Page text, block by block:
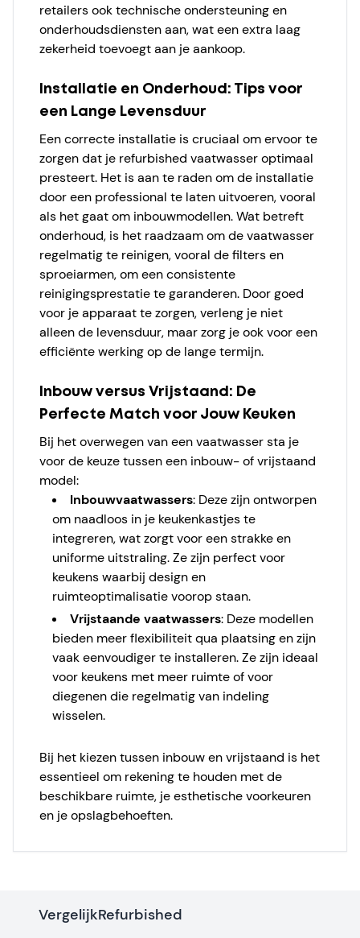
retailers ook technische ondersteuning en
onderhoudsdiensten aan, wat een extra laag
zekerheid toevoegt aan je aankoop.
Installatie en Onderhoud: Tips voor
een Lange Levensduur
Een correcte installatie is cruciaal om ervoor te
zorgen dat je refurbished vaatwasser optimaal
presteert. Het is aan te raden om de installatie
door een professional te laten uitvoeren, vooral
als het gaat om inbouwmodellen. Wat betreft
onderhoud, is het raadzaam om de vaatwasser
regelmatig te reinigen, vooral de filters en
sproeiarmen, om een consistente
reinigingsprestatie te garanderen. Door goed
voor je apparaat te zorgen, verleng je niet
alleen de levensduur, maar zorg je ook voor een
efficiënte werking op de lange termijn.
Inbouw versus Vrijstaand: De
Perfecte Match voor Jouw Keuken
Bij het overwegen van een vaatwasser sta je
voor de keuze tussen een inbouw- of vrijstaand
model:
Inbouwvaatwassers: Deze zijn ontworpen
om naadloos in je keukenkastjes te
integreren, wat zorgt voor een strakke en
uniforme uitstraling. Ze zijn perfect voor
keukens waarbij design en
ruimteoptimalisatie voorop staan.
Vrijstaande vaatwassers: Deze modellen
bieden meer flexibiliteit qua plaatsing en zijn
vaak eenvoudiger te installeren. Ze zijn ideaal
voor keukens met meer ruimte of voor
diegenen die regelmatig van indeling
wisselen.
Bij het kiezen tussen inbouw en vrijstaand is het
essentieel om rekening te houden met de
beschikbare ruimte, je esthetische voorkeuren
en je opslagbehoeften.
VergelijkRefurbished